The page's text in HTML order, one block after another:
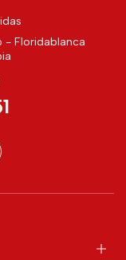
- Floridablanca